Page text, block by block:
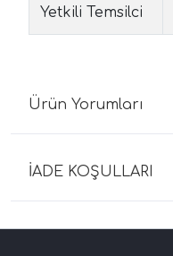
Yetkili Temsilci
Ürün Yorumları
İADE KOŞULLARI